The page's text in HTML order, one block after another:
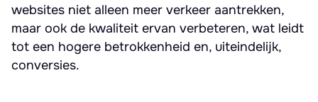
websites niet alleen meer verkeer aantrekken,
maar ook de kwaliteit ervan verbeteren, wat leidt
tot een hogere betrokkenheid en, uiteindelijk,
conversies.